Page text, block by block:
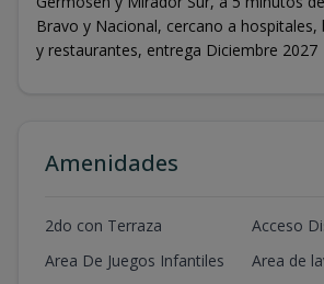
Bravo y Nacional, cercano a hospitales,
y restaurantes, entrega Diciembre 2027
Amenidades
2do con Terraza
Acceso
Area De Juegos Infantiles
Area de